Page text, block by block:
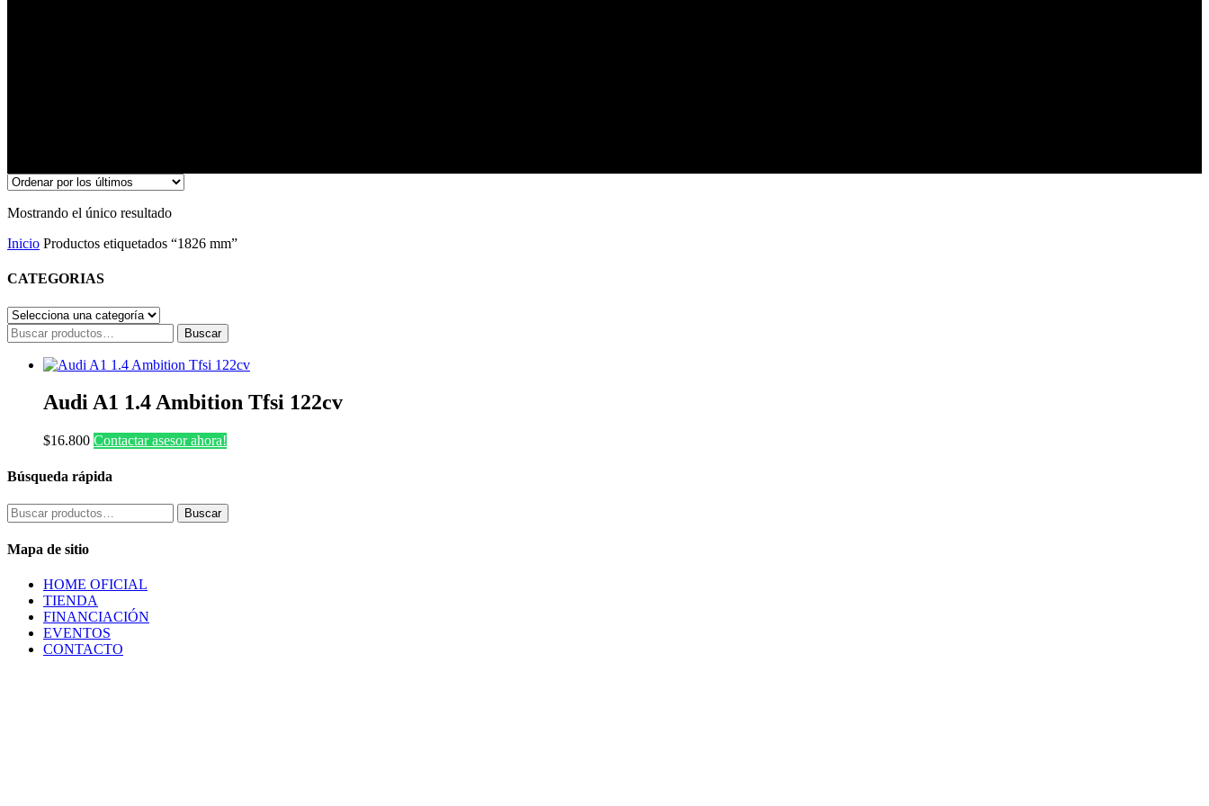
Mostrando el único resultado
Inicio Productos etiquetados “1826 mm”
CATEGORIAS
Buscar
por:
Buscar
Audi A1 1.4 Ambition Tfsi 122cv
$16.800 Contactar asesor ahora!
Búsqueda rápida
Buscar
por:
Buscar
Mapa de sitio
HOME OFICIAL
TIENDA
FINANCIACIÓN
EVENTOS
CONTACTO